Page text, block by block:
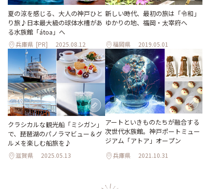
夏の涼を感じる、大人の神戸ひと
り旅♪日本最大級の球体水槽があ
る水族館「átoa」へ
兵庫県 [PR] 2025.08.12
新しい時代、最初の旅は「令和」
ゆかりの地、福岡・太宰府へ
福岡県 2019.05.01
クラシカルな観光船「ミシガン」
で、琵琶湖のパノラマビュー＆グ
ルメを楽しむ船旅を♪
滋賀県 2025.05.13
アートといきものたちが融合する
次世代水族館。神戸ポートミュー
ジアム「アトア」オープン
兵庫県 2021.10.31